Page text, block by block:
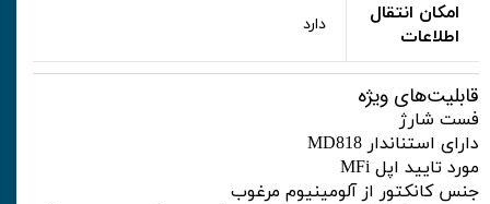
امکان انتقال
اطلاعات
دارد
قابلیت‌های ویژه
فست شارژ
دارای استناندار MD818
مورد تایید اپل MFi
جنس کانکتور از آلومینیوم مرغوب